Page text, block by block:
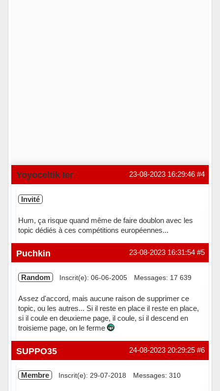
#4
23-08-2023 16:29:46
Yoyoceltik Ier
Invité
Hum, ça risque quand même de faire doublon avec les
topic dédiés à ces compétitions européennes...
#5
23-08-2023 16:31:54
Puchkin
Random Inscrit(e): 06-06-2005 Messages: 17 639
Assez d'accord, mais aucune raison de supprimer ce
topic, ou les autres... Si il reste en place il reste en place,
si il coule en deuxieme page, il coule, si il descend en
troisieme page, on le ferme
Hors ligne #6
24-08-2023 20:29:25
SUPPO35
Membre Inscrit(e): 29-07-2018 Messages: 310